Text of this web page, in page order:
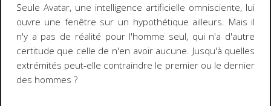
Seule Avatar, une intelligence artificielle omnisciente, lui
ouvre une fenêtre sur un hypothétique ailleurs. Mais il
n'y a pas de réalité pour l'homme seul, qui n'a d'autre
certitude que celle de n'en avoir aucune. Jusqu'à quelles
extrémités peut-elle contraindre le premier ou le dernier
des hommes ?